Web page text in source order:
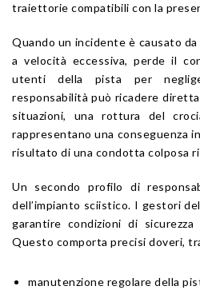
traiettorie compatibili con la
Quando un incidente è causato
a velocità eccessiva, perde il
utenti della pista per
responsabilità può ricadere
situazioni, una rottura del
rappresentano una conseguenza
risultato di una condotta colposa
Un secondo profilo di
dell’impianto sciistico. I gestori
garantire condizioni di
Questo comporta precisi doveri,
manutenzione regolare della